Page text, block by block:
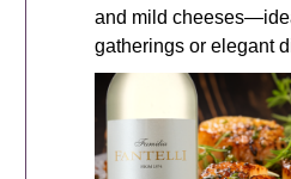
and mild
gatherings or elegant